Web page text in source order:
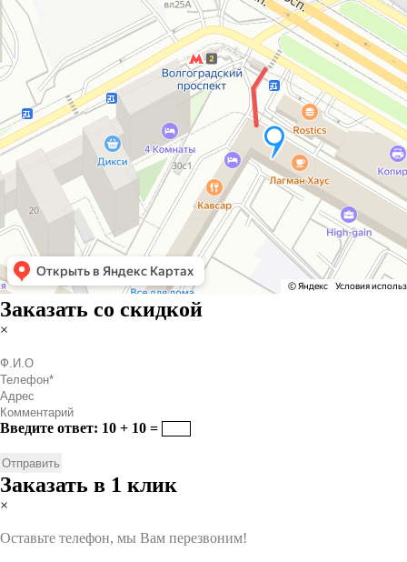
Заказать со скидкой
×
Введите ответ: 10 + 10 =
Заказать в 1 клик
×
Оставьте телефон, мы Вам перезвоним!